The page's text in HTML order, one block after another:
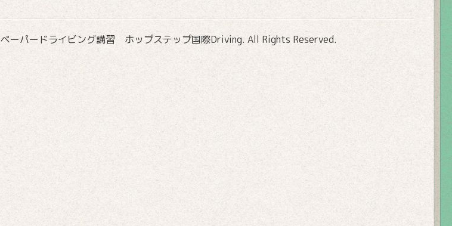
ペーパードライビング講習 ホップステップ国際Driving. All Rights Reserved.